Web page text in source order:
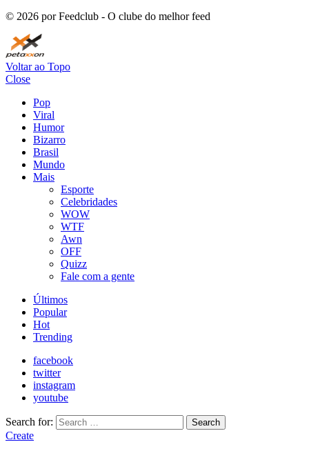
© 2026 por Feedclub - O clube do melhor feed
Voltar ao Topo
Close
Pop
Viral
Humor
Bizarro
Brasil
Mundo
Mais
Esporte
Celebridades
WOW
WTF
Awn
OFF
Quizz
Fale com a gente
Últimos
Popular
Hot
Trending
facebook
twitter
instagram
youtube
Search for: Search
Create